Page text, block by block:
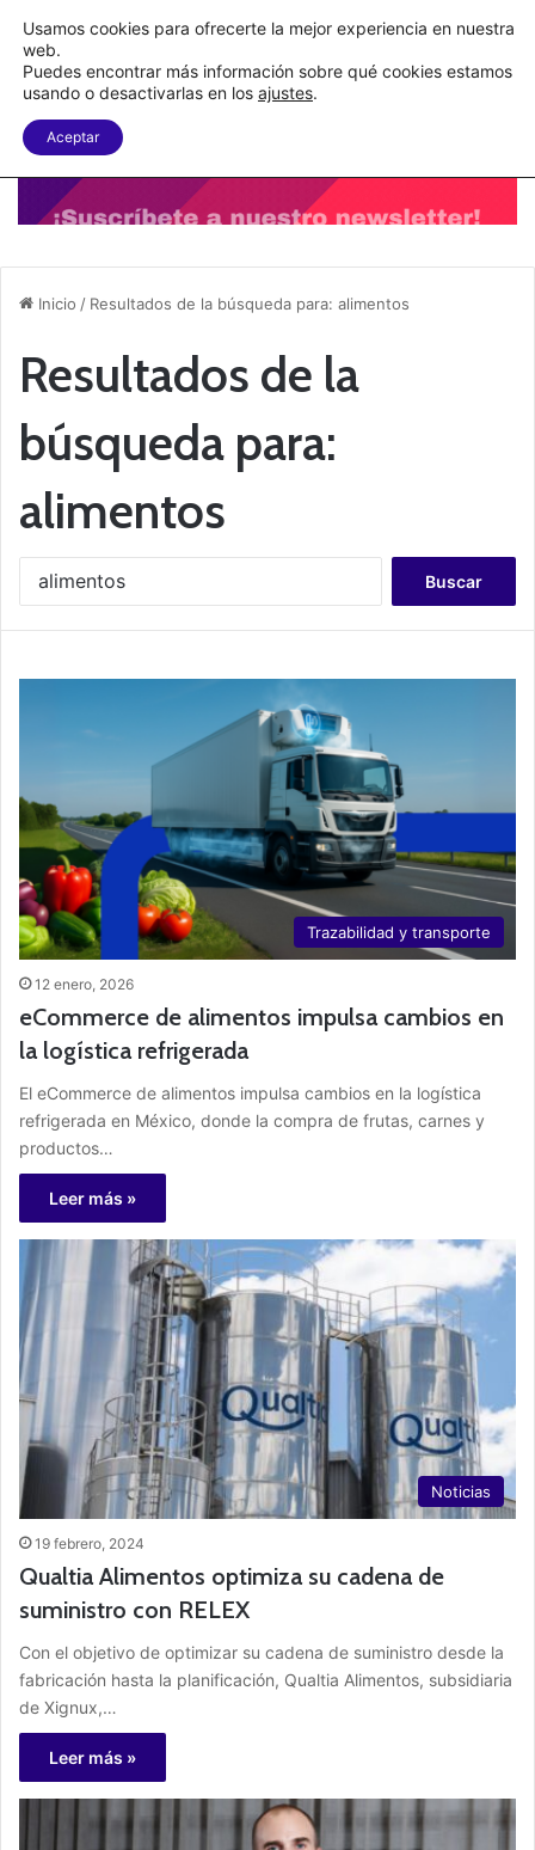
C&A México completa la implementación de su WMS en la nube
Menu
Inicio / Resultados de la búsqueda para: alimentos
Resultados de la
búsqueda para:
alimentos
Trazabilidad y transporte
12 enero, 2026
eCommerce de alimentos impulsa cambios en
la logística refrigerada
El eCommerce de alimentos impulsa cambios en la logística
refrigerada en México, donde la compra de frutas, carnes y
productos…
Leer más »
Noticias
19 febrero, 2024
Qualtia Alimentos optimiza su cadena de
suministro con RELEX
Con el objetivo de optimizar su cadena de suministro desde la
fabricación hasta la planificación, Qualtia Alimentos, subsidiaria
de Xignux,…
Leer más »
Usamos cookies para ofrecerte la mejor experiencia en nuestra
web.
Puedes encontrar más información sobre qué cookies estamos
usando o desactivarlas en los ajustes.
Aceptar